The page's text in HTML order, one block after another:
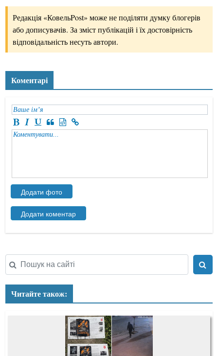
Редакція «КовельPost» може не поділяти думку блогерів
або дописувачів. За зміст публікацій і їх достовірність
відповідальність несуть автори.
Коментарі
Читайте також: